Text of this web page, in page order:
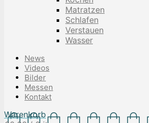
Matratzen
Schlafen
Verstauen
Wasser
News
Videos
Bilder
Messen
Kontakt
Warenkorb